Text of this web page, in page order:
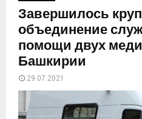
Завершилось
объединение
помощи двух
Башкирии
29.07.2021